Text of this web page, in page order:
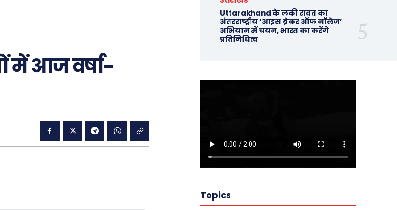
में आज वर्षा-
Uttarakhand के लकी रावत का
अंतरराष्ट्रीय ‘आइस ब्रेकर ऑफ नॉलेज’
अभियान में चयन, भारत का करेंगे
प्रतिनिधित्व
Topics